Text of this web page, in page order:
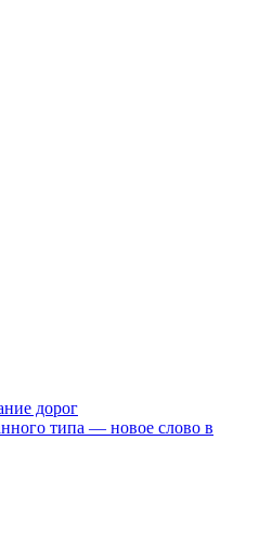
дорог
типа — новое слово в